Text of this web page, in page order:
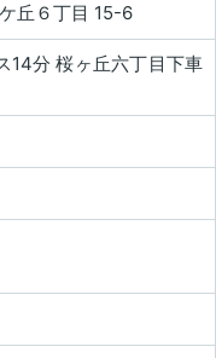
丘６丁目 15-6
14分 桜ヶ丘六丁目下車